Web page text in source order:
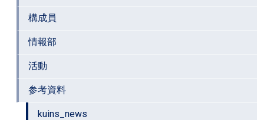
構成員
情報部
活動
参考資料
kuins_news